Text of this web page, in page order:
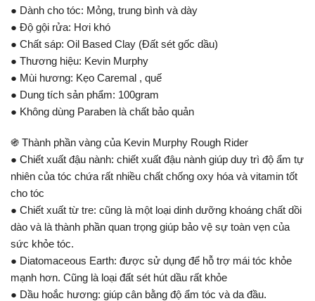
● Dành cho tóc: Mỏng, trung bình và dày
● Độ gội rửa: Hơi khó
● Chất sáp: Oil Based Clay (Đất sét gốc dầu)
● Thương hiệu: Kevin Murphy
● Mùi hương: Kẹo Caremal , quế
● Dung tích sản phẩm: 100gram
● Không dùng Paraben là chất bảo quản
֍ Thành phần vàng của Kevin Murphy Rough Rider
● Chiết xuất đậu nành: chiết xuất đậu nành giúp duy trì độ ẩm tự
nhiên của tóc chứa rất nhiều chất chống oxy hóa và vitamin tốt
cho tóc
● Chiết xuất từ ​​tre: cũng là một loại dinh dưỡng khoáng chất dồi
dào và là thành phần quan trọng giúp bảo vệ sự toàn vẹn của
sức khỏe tóc.
● Diatomaceous Earth: được sử dụng để hỗ trợ mái tóc khỏe
mạnh hơn. Cũng là loại đất sét hút dầu rất khỏe
● Dầu hoắc hương: giúp cân bằng độ ẩm tóc và da đầu.